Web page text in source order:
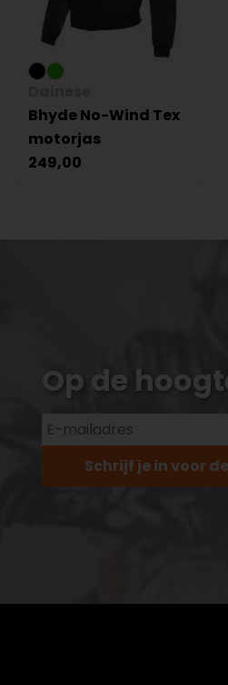
Bhyde No-Wind Tex
motorjas
249,00
Op de
Schrijf je in voor